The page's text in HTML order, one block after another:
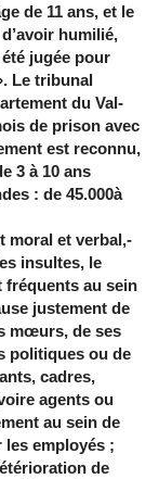
de 11 ans, et le
humilié,
jugée pour
Le tribunal
du Val-
de prison avec
est reconnu,
3 à 10 ans
: de 45.000à
moral et verbal,
insultes, le
au sein
justement de
mœurs, de ses
politiques ou de
cadres,
agents ou
au sein de
les employés ;
de